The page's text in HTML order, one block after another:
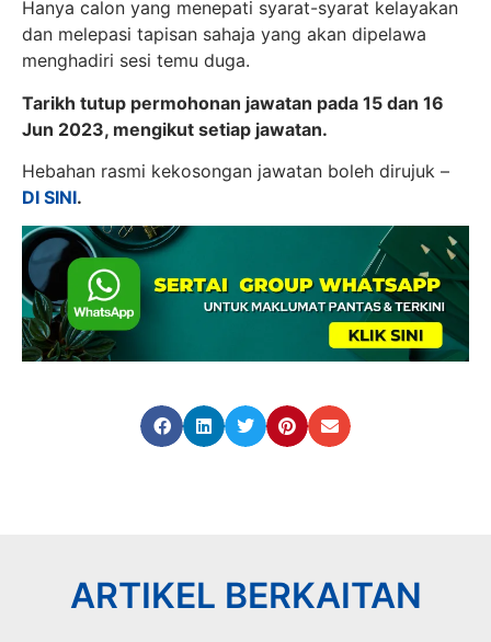
Hanya calon yang menepati syarat-syarat kelayakan
dan melepasi tapisan sahaja yang akan dipelawa
menghadiri sesi temu duga.
Tarikh tutup permohonan jawatan pada 15 dan 16
Jun 2023, mengikut setiap jawatan.
Hebahan rasmi kekosongan jawatan boleh dirujuk –
DI SINI.
ARTIKEL BERKAITAN